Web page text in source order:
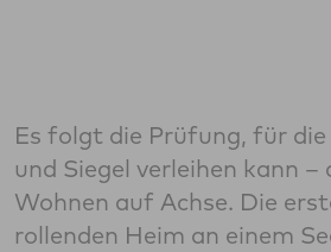
Es folgt die Prüfung, für
und Siegel verleihen kann –
Wohnen auf Achse. Die
rollenden Heim an einem